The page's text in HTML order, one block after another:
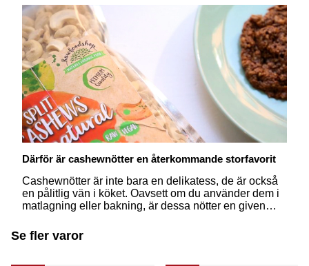
Därför är cashewnötter en återkommande storfavorit
Cashewnötter är inte bara en delikatess, de är också
en pålitlig vän i köket. Oavsett om du använder dem i
matlagning eller bakning, är dessa nötter en given
plats i varje kök och hur du kan ta tillvara på råvaran!
Se fler varor